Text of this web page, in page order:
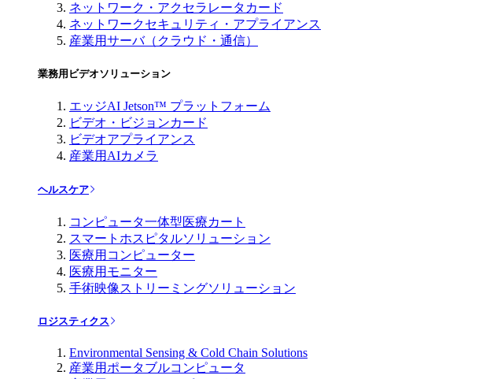
ネットワーク・アクセラレータカード
ネットワークセキュリティ・アプライアンス
産業用サーバ（クラウド・通信）
業務用ビデオソリューション
エッジAI Jetson™ プラットフォーム
ビデオ・ビジョンカード
ビデオアプライアンス
産業用AIカメラ
ヘルスケア
コンピュータ一体型医療カート
スマートホスピタルソリューション
医療用コンピューター
医療用モニター
手術映像ストリーミングソリューション
ロジスティクス
Environmental Sensing & Cold Chain Solutions
産業用ポータブルコンピュータ